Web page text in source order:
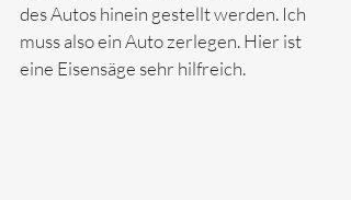
des Autos hinein gestellt werden. Ich
muss also ein Auto zerlegen. Hier ist
eine Eisensäge sehr hilfreich.